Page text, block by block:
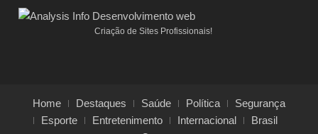
Criação de Sites Profissionais!
Home Destaques Saúde Política
Segurança
Esporte
Entretenimento Internacional
Brasil